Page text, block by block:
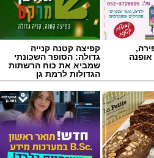
אופנה
קפיצה קטנה קנייה
גדולה: הסופר השכונתי
שמביא את כוח הרשתות
הגדולות לרמת גן